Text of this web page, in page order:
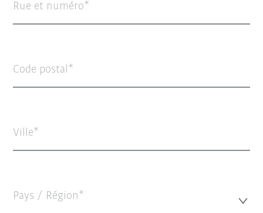
Rue et numéro
Code postal
Ville
Pays / Région*